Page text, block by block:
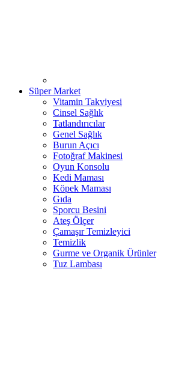
Süper Market
Vitamin Takviyesi
Cinsel Sağlık
Tatlandırıcılar
Genel Sağlık
Burun Açıcı
Fotoğraf Makinesi
Oyun Konsolu
Kedi Maması
Köpek Maması
Gıda
Sporcu Besini
Ateş Ölçer
Çamaşır Temizleyici
Temizlik
Gurme ve Organik Ürünler
Tuz Lambası